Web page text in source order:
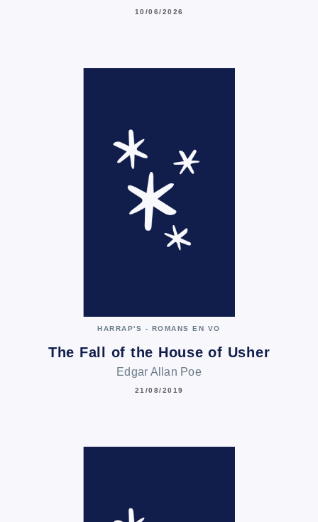
10/06/2026
HARRAP'S - ROMANS EN VO
The Fall of the House of Usher
Edgar Allan Poe
21/08/2019